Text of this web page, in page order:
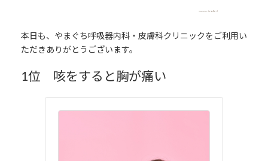
本日も、やまぐち呼吸器内科・皮膚科クリニックをご利用い
ただきありがとうございます。
1位 咳をすると胸が痛い